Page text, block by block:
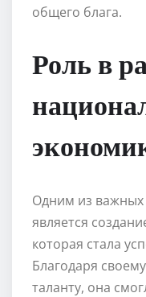
общего блага.
Роль в
Одним из
является
которая стала
Благодаря
таланту, она